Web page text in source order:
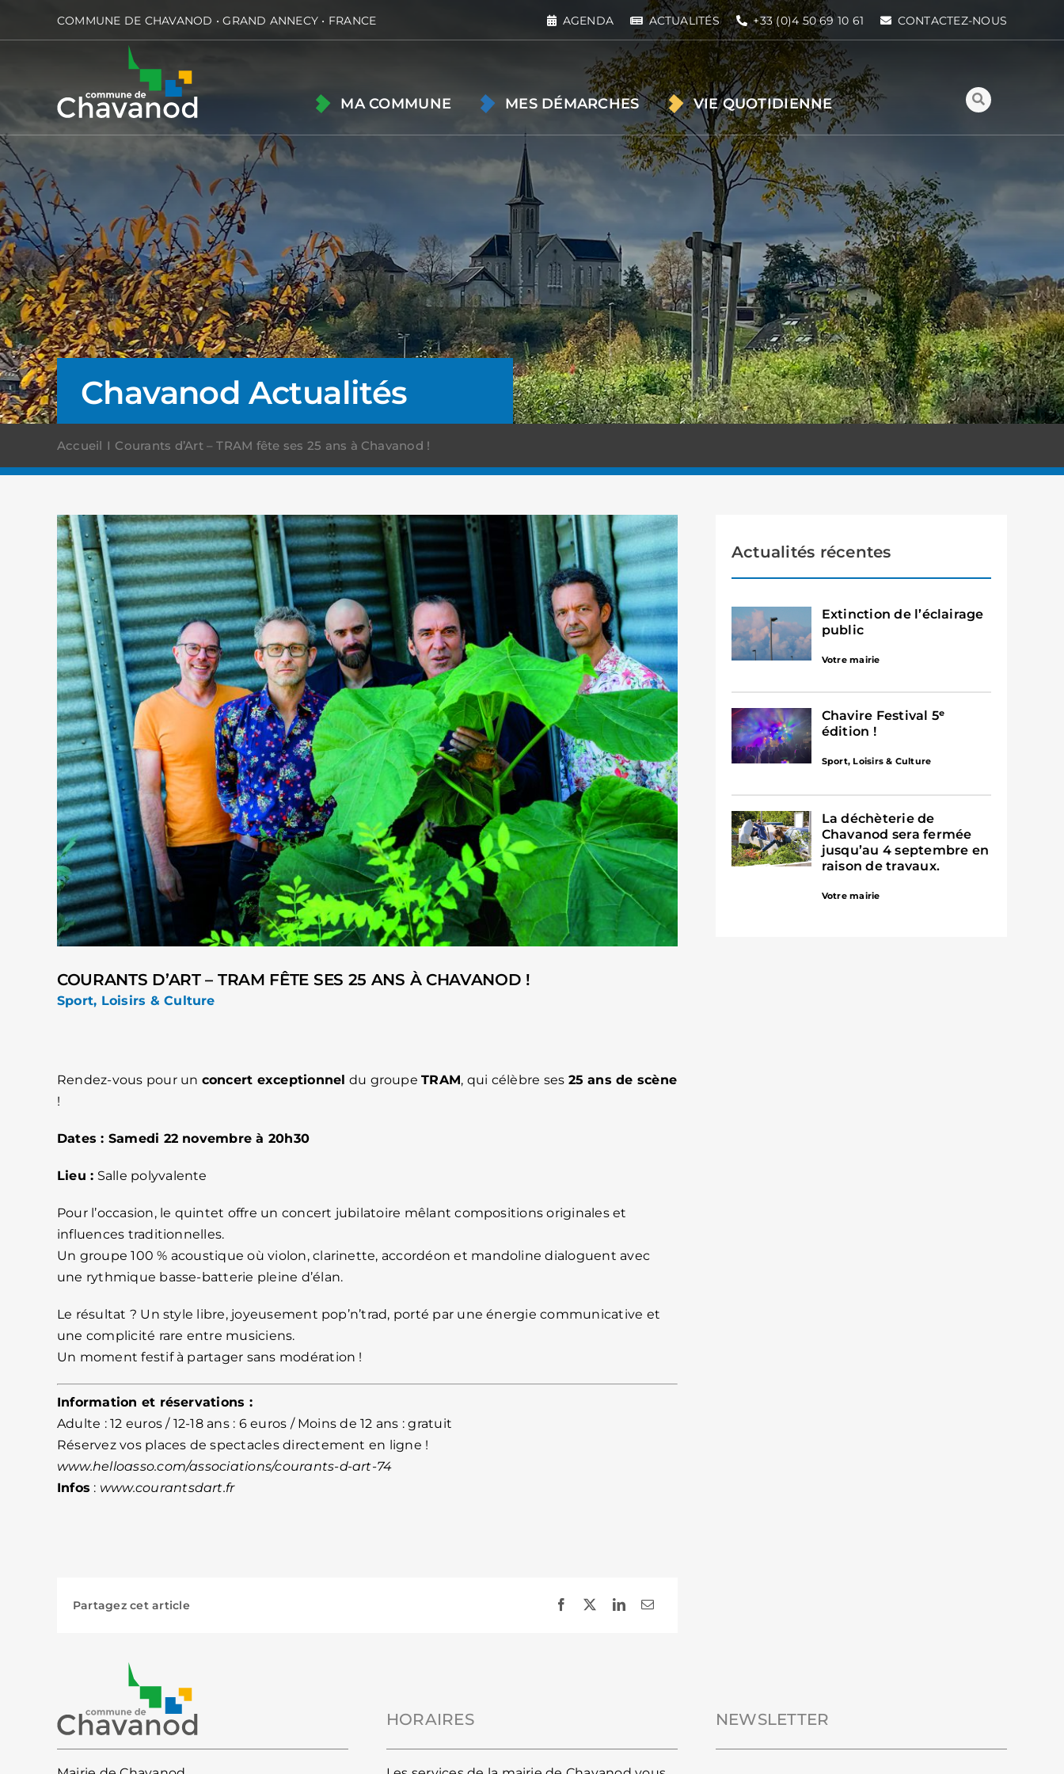
COMMUNE DE CHAVANOD • GRAND ANNECY • FRANCE AGENDA ACTUALITÉS +33 (0)4 50 69 10 61 CONTACTEZ-NOUS
MA COMMUNE MES DÉMARCHES VIE QUOTIDIENNE
Chavanod Actualités
Accueil Courants d’Art – TRAM fête ses 25 ans à Chavanod !
COURANTS D’ART – TRAM FÊTE SES 25 ANS À CHAVANOD !
Sport, Loisirs & Culture
Rendez-vous pour un concert exceptionnel du groupeTRAM, qui célèbre ses 25 ans de scène
!
Dates : Samedi 22 novembre à 20h30
Lieu : Salle polyvalente
Pour l’occasion, le quintet offre un concert jubilatoire mêlant compositions originales et
influences traditionnelles.
Un groupe 100 % acoustique où violon, clarinette, accordéon et mandoline dialoguent avec
une rythmique basse-batterie pleine d’élan.
Le résultat ? Un style libre, joyeusement pop’n’trad, porté par une énergie communicative et
une complicité rare entre musiciens.
Un moment festif à partager sans modération !
Information et réservations :
Adulte : 12 euros / 12-18 ans : 6 euros / Moins de 12 ans : gratuit
Réservez vos places de spectacles directement en ligne !
www.helloasso.com/associations/courants-d-art-74
Infos : www.courantsdart.fr
Partagez cet article
Actualités récentes
Extinction de l’éclairage
public
Votre mairie
Chavire Festival 5ᵉ
édition !
Sport, Loisirs & Culture
La déchèterie de
Chavanod sera fermée
jusqu’au 4 septembre en
raison de travaux.
Votre mairie
HORAIRES NEWSLETTER